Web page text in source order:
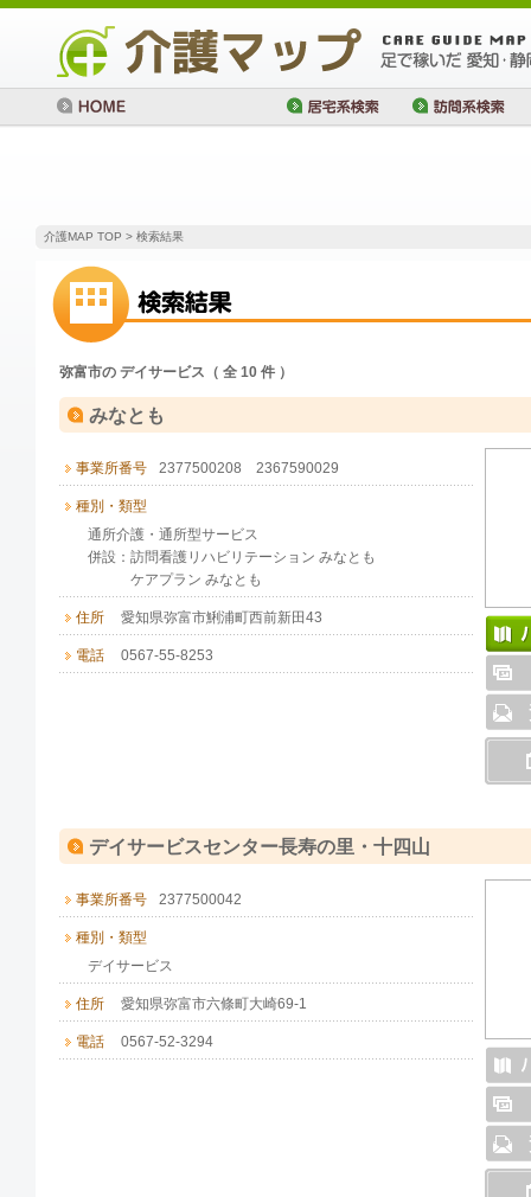
介護MAP TOP > 検索結果
弥富市の デイサービス（ 全 10 件 ）
みなとも
事業所番号 2377500208 2367590029
種別・類型
通所介護・通所型サービス
併設：訪問看護リハビリテーション みなとも
ケアプラン みなとも
住所 愛知県弥富市鯏浦町西前新田43
電話 0567-55-8253
デイサービスセンター長寿の里・十四山
事業所番号 2377500042
種別・類型
デイサービス
住所 愛知県弥富市六條町大崎69-1
電話 0567-52-3294